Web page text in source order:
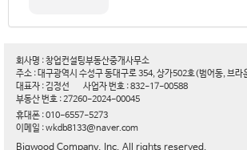
회사명 : 창업컨설팅부동산중개사무소
주소 : 대구광역시 수성구 동대구로 354, 상가502호(범어동, 브라
대표자 : 김정선
사업자 번호 : 832-17-00588
부동산 번호 : 27260-2024-00045
휴대폰 : 010-6557-5273
이메일 : wkdb8133@naver.com
Bigwood Company, Inc. All rights reserved.